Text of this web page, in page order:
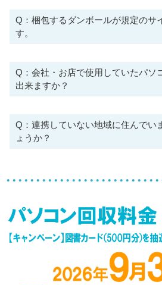
Q：梱包するダンボールが規定のサ
す。
Q：会社・お店で使用していたパソ
出来ますか？
Q：連携していない地域に住んでい
ょうか？